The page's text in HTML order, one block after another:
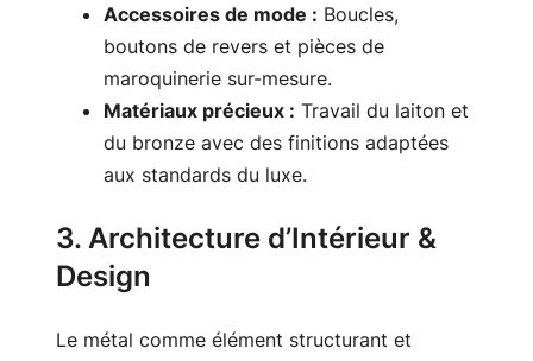
Accessoires de mode : Boucles,
boutons de revers et pièces de
maroquinerie sur-mesure.
Matériaux précieux : Travail du laiton et
du bronze avec des finitions adaptées
aux standards du luxe.
3. Architecture d’Intérieur &
Design
Le métal comme élément structurant et